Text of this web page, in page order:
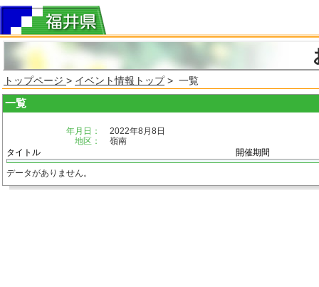
トップページ > イベント情報トップ> 一覧
一覧
年月日：
2022年8月8日
地区：
嶺南
タイトル
開催期間
データがありません。